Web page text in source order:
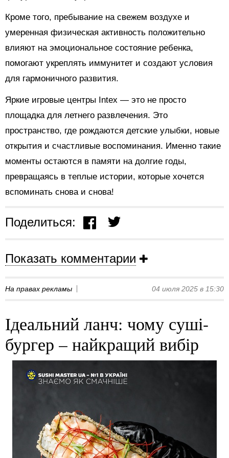
Кроме того, пребывание на свежем воздухе и
умеренная физическая активность положительно
влияют на эмоциональное состояние ребенка,
помогают укреплять иммунитет и создают условия
для гармоничного развития.
Яркие игровые центры Intex — это не просто
площадка для летнего развлечения. Это
пространство, где рождаются детские улыбки, новые
открытия и счастливые воспоминания. Именно такие
моменты остаются в памяти на долгие годы,
превращаясь в теплые истории, которые хочется
вспоминать снова и снова!
Поделиться:
Показать комментарии
На правах рекламы 04 июля 2025 в 15:30
Ідеальний ланч: чому суші-
бургер – найкращий вибір